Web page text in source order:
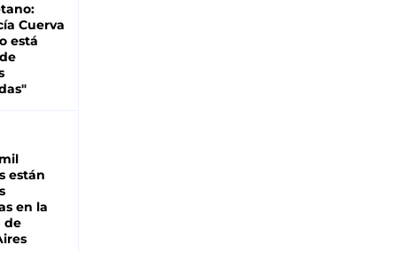
Cuerva
está
están
en la
de